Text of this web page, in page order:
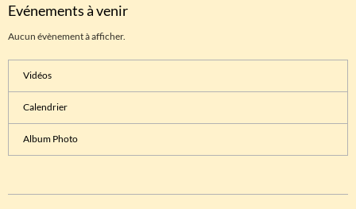
Evénements à venir
Aucun évènement à afficher.
Vidéos
Calendrier
Album Photo